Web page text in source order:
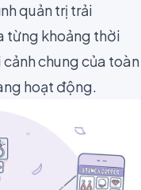
quản trị trải
từng khoảng thời
chung của toàn
hoạt động.